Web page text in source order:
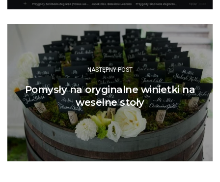
NASTĘPNY POST
Pomysły na oryginalne winietki na
weselne stoły